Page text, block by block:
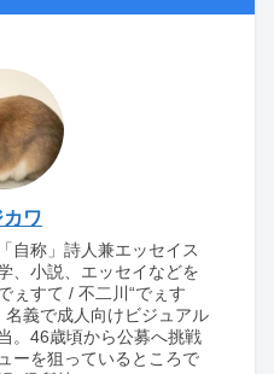
ワ
自称」詩人兼エッセイス
、小説、エッセイなどを
ぇすて / 不二川“でぇす
名義で成人向けビジュアル
。46歳頃から公募へ挑戦
ーを狙っているところで